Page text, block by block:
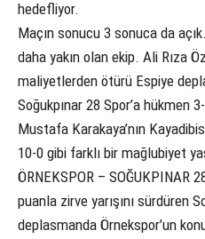
hedefliyor.
Maçın sonucu 3 sonuca da
daha yakın olan ekip. Ali Rıza
maliyetlerden ötürü Espiye
Soğukpınar 28 Spor’a hükmen
Mustafa Karakaya’nın
10-0 gibi farklı bir mağlubiyet
ÖRNEKSPOR – SOĞUKPINAR
puanla zirve yarışını sürdüren
deplasmanda Örnekspor’un